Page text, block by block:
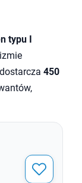
typu I
450